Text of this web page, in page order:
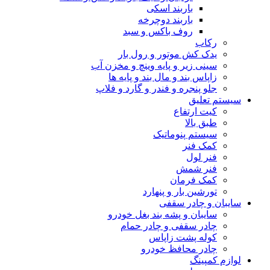
بالاتر بازار آزاد آن نسبت به قیمت کارخانه است که باعث می
شود برای برخی دیگر مقرون به صرفه به نظر نرسد.
امکانات رفاهی و ایمنی کمتر از رقبا:
های موجود خود در بازار مقایسه می کنیم متوجه می شویم
که با یک خودروی کم آپشن تر و ساده تر روبرو هستیم.
باربند اسکی
باربند دوچرخه
روف باکس و سبد
رکاب
یدک کش موتور و رول بار
سینی زیر و پایه وینچ و مخزن آب
زاپاس بند و مال بند و پایه ها
جلو پنجره و فندر و گارد و فلاپ
سیستم تعلیق
کیت ارتفاع
طبق بالا
سیستم پنوماتیک
کمک فنر
فنر لول
فنر شمش
کمک فرمان
تورشین بار و پنهارد
سایبان و چادر سقفی
سایبان و پشه بند بغل خودرو
چادر سقفی و چادر حمام
کوله پشت زاپاس
چادر محافظ خودرو
لوازم کمپینگ